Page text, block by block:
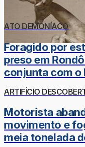
ATO DEMONÍACO
Foragido por
preso em
conjunta com o
ARTIFÍCIO
Motorista
movimento e
meia tonelada